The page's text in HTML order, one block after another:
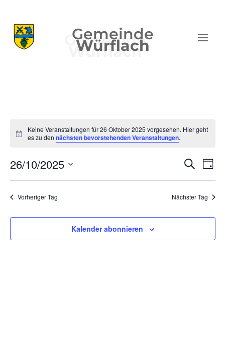
Gemeinde
Würflach
Veranstaltungen
für
Oktober
2025
Hinweis
Keine Veranstaltungen für 26 Oktober 2025 vorgesehen. Hier geht
es zu dennächsten bevorstehenden Veranstaltungen.
Suche
SucheTag
26/10/2025
Vorheriger Tag Nächster Tag
Kalender abonnieren